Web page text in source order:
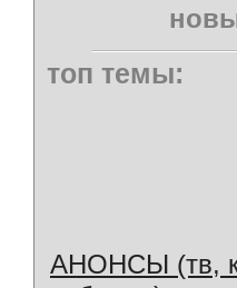
топ темы:
АНОНСЫ (тв,